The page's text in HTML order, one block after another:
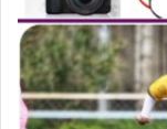
ملى فوتبال